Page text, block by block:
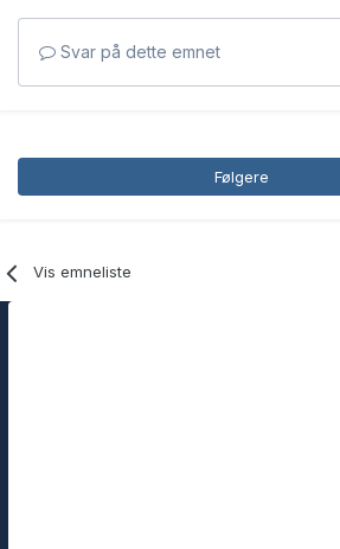
Svar på dette emnet
Følgere
Vis emneliste